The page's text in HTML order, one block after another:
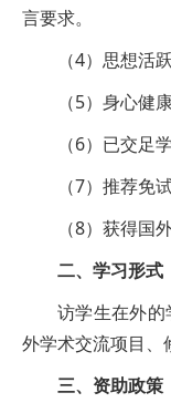
言要求。
（4）思想活
（5）身心健
（6）已交足
（7）推荐免
（8）获得国
二、学习形式
访学生在外
外学术交流项目、
三、资助政策